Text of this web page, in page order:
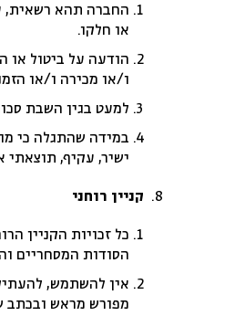
החברה תהא רשאית,
או חלקו.
הודעה על ביטול או
ו/או מכירה ו/או
למעט בגין השבת
במידה שהתגלה כי
ישיר, עקיף, תוצאתי
קניין רוחני
כל זכויות הקניין
הסודות המסחריים
אין להשתמש,
מפורש מראש ובכתב